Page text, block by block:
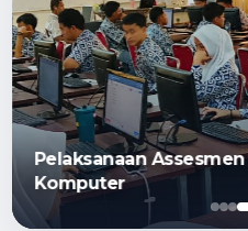
Pelaksanaan Kultum